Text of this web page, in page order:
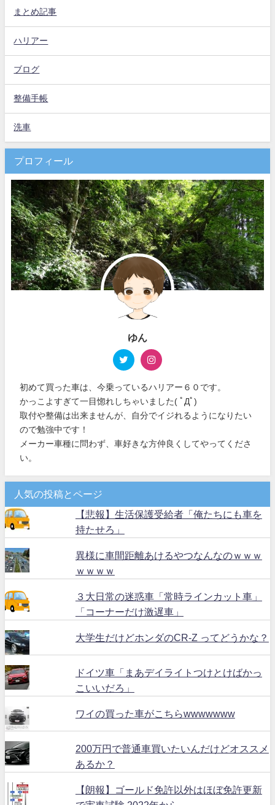
まとめ記事
ハリアー
ブログ
整備手帳
洗車
プロフィール
ゆん
初めて買った車は、今乗っているハリアー６０です。
かっこよすぎて一目惚れしちゃいました( ﾟДﾟ)
取付や整備は出来ませんが、自分でイジれるようになりたい
ので勉強中です！
メーカー車種に問わず、車好きな方仲良くしてやってくださ
い。
人気の投稿とページ
【悲報】生活保護受給者「俺たちにも車を
持たせろ」
異様に車間距離あけるやつなんなのｗｗｗ
ｗｗｗｗ
３大日常の迷惑車「常時ラインカット車」
「コーナーだけ激遅車」
大学生だけどホンダのCR-Z ってどうかな？
ドイツ車「まあデイライトつけとけばかっ
こいいだろ」
ワイの買った車がこちらwwwwwww
200万円で普通車買いたいんだけどオススメ
あるか？
【朗報】ゴールド免許以外はほぼ免許更新